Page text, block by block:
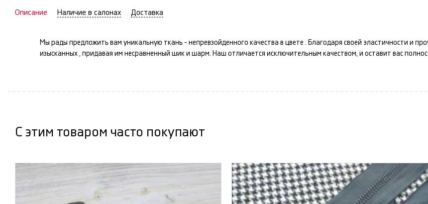
Описание Наличие в салонах Доставка
Мы рады предложить вам уникальную ткань - непревзойденного качества в цвете . Благодаря своей эластичности и
изысканных , придавая им несравненный шик и шарм. Наш отличается исключительным качеством, и оставит вас
С этим товаром часто покупают